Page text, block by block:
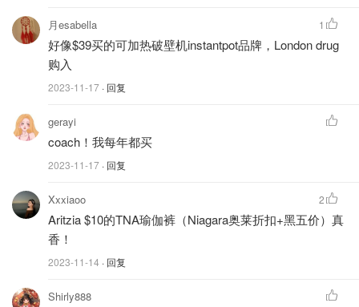
月esabella
好像$39买的可加热破壁机instantpot品牌，London drug
购入
2023-11-17 · 回复
1
gerayi
coach！我每年都买
2023-11-17 · 回复
Xxxiaoo
Aritzia $10的TNA瑜伽裤（Niagara奥莱折扣+黑五价）真
香！
2023-11-14 · 回复
2
Shirly888